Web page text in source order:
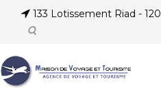
133 Lotissement Riad -